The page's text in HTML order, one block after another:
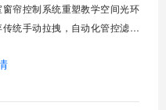
窗帘控制系统重塑教学空间光环
统手动拉拽，自动化管控滤除
耗。精准适配多媒体教学、考
生态升级。智能光感调节1. 动